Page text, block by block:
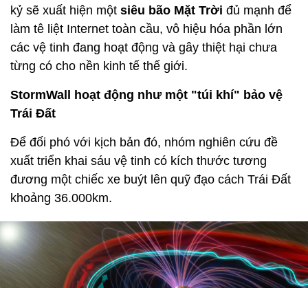
kỷ sẽ xuất hiện một siêu bão Mặt Trời đủ mạnh để
làm tê liệt Internet toàn cầu, vô hiệu hóa phần lớn
các vệ tinh đang hoạt động và gây thiệt hại chưa
từng có cho nền kinh tế thế giới.
StormWall hoạt động như một "túi khí" bảo vệ
Trái Đất
Để đối phó với kịch bản đó, nhóm nghiên cứu đề
xuất triển khai sáu vệ tinh có kích thước tương
đương một chiếc xe buýt lên quỹ đạo cách Trái Đất
khoảng 36.000km.